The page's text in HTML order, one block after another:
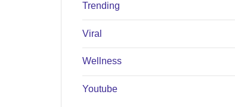
Trending
Viral
Wellness
Youtube